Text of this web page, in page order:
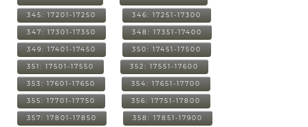
345: 17201-17250 346: 17251-17300
347: 17301-17350 348: 17351-17400
349: 17401-17450 350: 17451-17500
351: 17501-17550 352: 17551-17600
353: 17601-17650 354: 17651-17700
355: 17701-17750 356: 17751-17800
357: 17801-17850 358: 17851-17900